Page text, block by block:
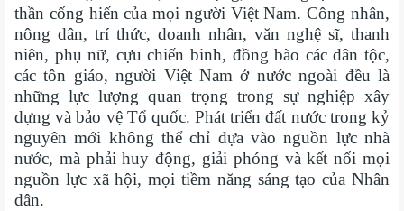
thần cống hiến của mọi người Việt Nam. Công nhân,
nông dân, trí thức, doanh nhân, văn nghệ sĩ, thanh
niên, phụ nữ, cựu chiến binh, đồng bào các dân tộc,
các tôn giáo, người Việt Nam ở nước ngoài đều là
những lực lượng quan trọng trong sự nghiệp xây
dựng và bảo vệ Tổ quốc. Phát triển đất nước trong kỷ
nguyên mới không thể chỉ dựa vào nguồn lực nhà
nước, mà phải huy động, giải phóng và kết nối mọi
nguồn lực xã hội, mọi tiềm năng sáng tạo của Nhân
dân.